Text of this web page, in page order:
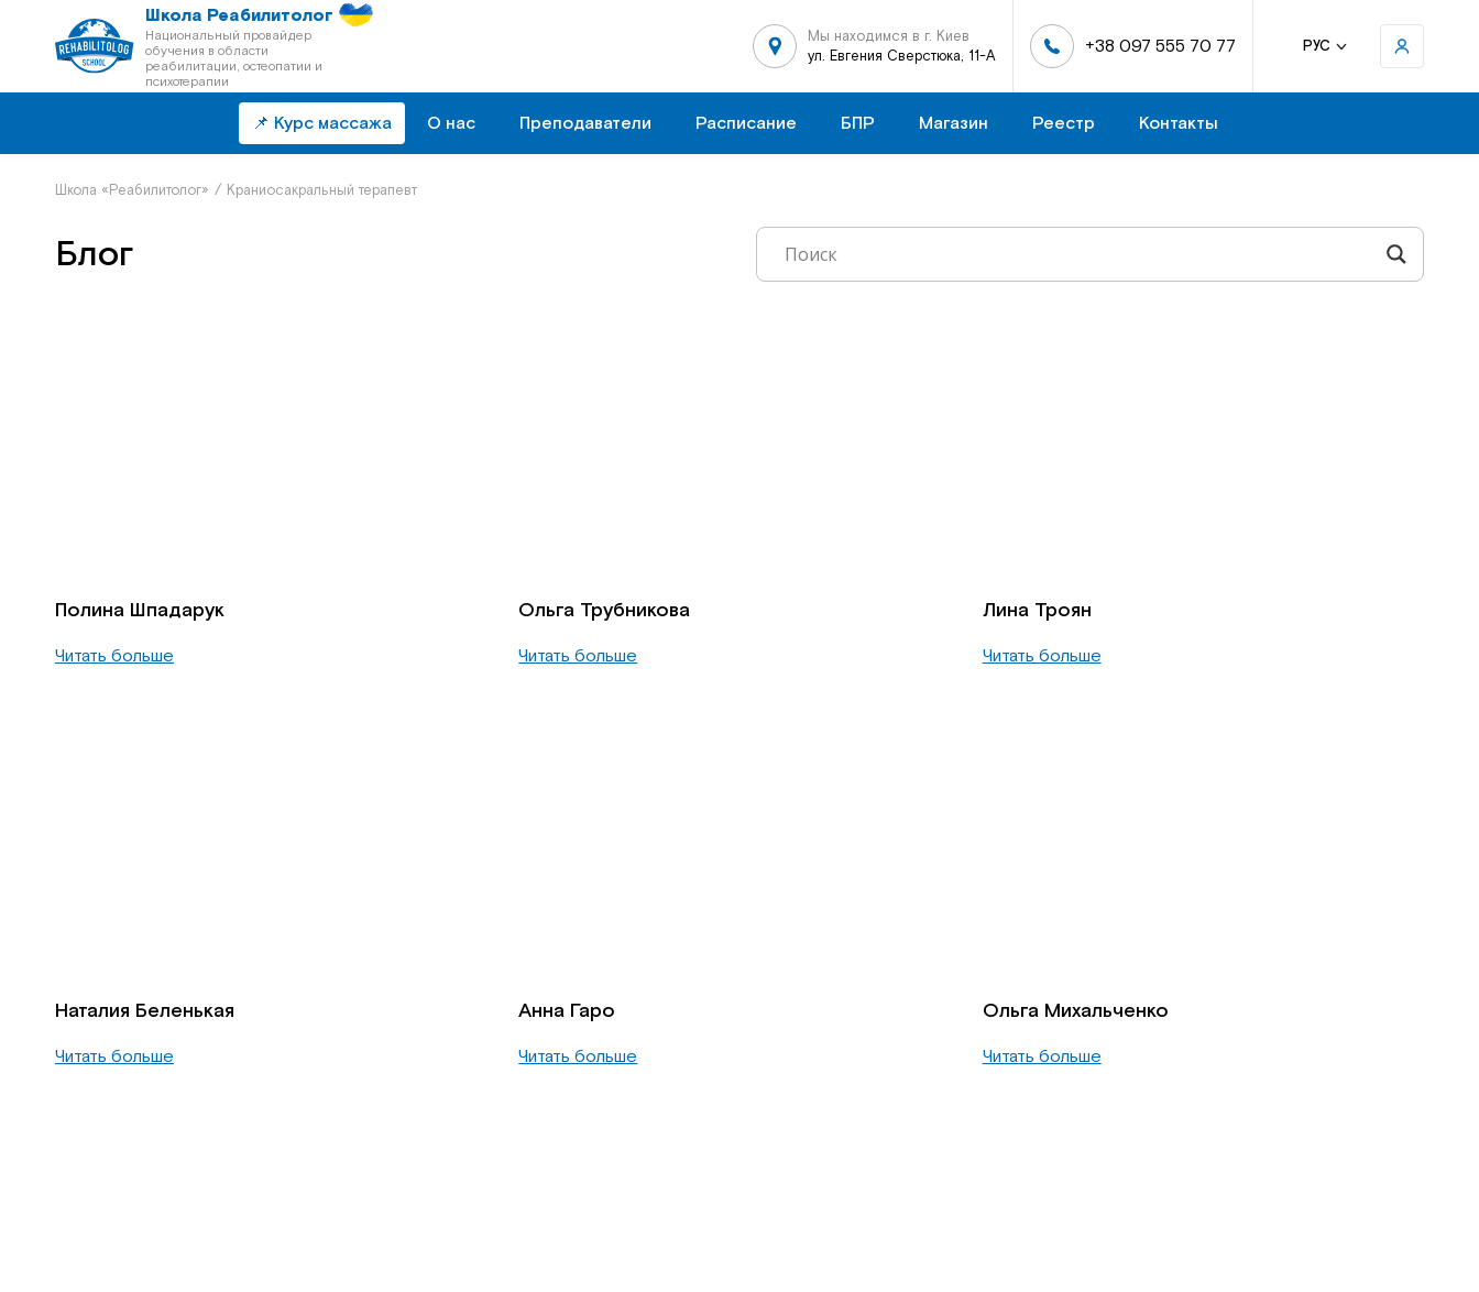
Школа Реабилитолог
Национальный провайдер
обучения в области
реабилитации, остеопатии и
психотерапии
Мы находимся в г. Киев
ул. Евгения Сверстюка, 11-А
+38 097 555 70 77 РУС
📌 Курс массажа О нас Преподаватели Расписание БПР Магазин Реестр Контакты
Школа «Реабилитолог» / Краниосакральный терапевт
Блог
Полина Шпадарук
Читать больше
Ольга Трубникова
Читать больше
Лина Троян
Читать больше
Наталия Беленькая
Читать больше
Анна Гаро
Читать больше
Ольга Михальченко
Читать больше